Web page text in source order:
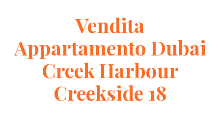
Vendita
Appartamento Dubai
Creek Harbour
Creekside 18